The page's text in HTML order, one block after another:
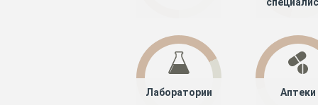
Лаборатории Аптеки